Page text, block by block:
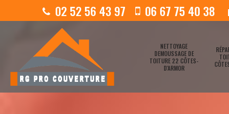
02 52 56 43 97 06 67 75 40 38
NETTOYAGE
DEMOUSSAGE DE
TOITURE 22 CÔTES-
D'ARMOR